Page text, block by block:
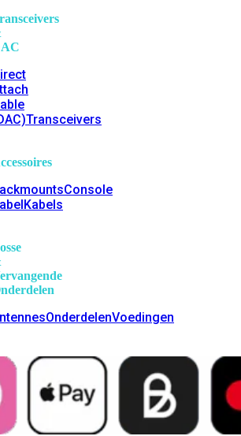
Transceivers
Console
Kabels
OnderdelenVoedingen